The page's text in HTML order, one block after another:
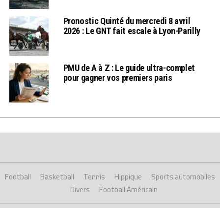
Pronostic Quinté du mercredi 8 avril
2026 : Le GNT fait escale à Lyon-Parilly
PMU de A à Z : Le guide ultra-complet
pour gagner vos premiers paris
Football Basketball Tennis Hippique
Sports automobiles
Divers
Football Américain